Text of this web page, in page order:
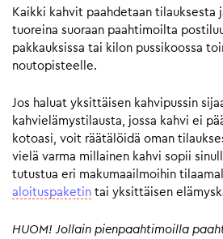
Kaikki kahvit paahdetaan tilauksesta
tuoreina suoraan paahtimoilta
pakkauksissa tai kilon pussikoossa
noutopisteelle.
Jos haluat yksittäisen kahvipussin
kahvielämystilausta, jossa kahvi ei
kotoasi, voit räätälöidä oman
vielä varma millainen kahvi sopii
tutustua eri makumaailmoihin
aloituspaketin tai yksittäisen
HUOM! Jollain pienpaahtimoilla